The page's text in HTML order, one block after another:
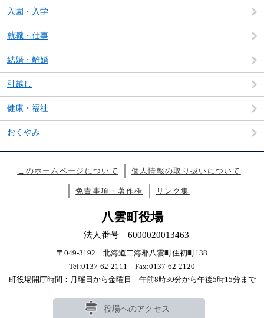
入園・入学
就職・仕事
結婚・離婚
引越し
健康・福祉
おくやみ
このホームページについて 個人情報の取り扱いについて
免責事項・著作権 リンク集
八雲町役場
法人番号 6000020013463
〒049-3192 北海道二海郡八雲町住初町138
Tel:0137-62-2111 Fax:0137-62-2120
町役場開庁時間：月曜日から金曜日 午前8時30分から午後5時15分まで
役場へのアクセス